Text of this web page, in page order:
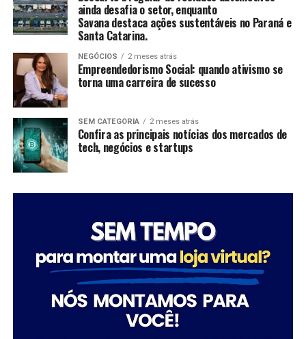
Sobre a Savana
A Savana integra o Grupo Águia Branca e é especializada
na comercialização de caminhões e veículos comerciais
da Mercedes-Benz. Com forte presença nos setores de
transporte e logística, oferece um portfólio completo
garantindo performance e eficiência para os clientes do
segmento de transporte de cargas.
FONTE: A Savana integra o Grupo Águia Branca
ainda desafia o setor, enquanto
Savana destaca ações sustentáveis no Paraná e
Santa Catarina.
NEGÓCIOS 2 meses atrás
Empreendedorismo Social: quando ativismo se
torna uma carreira de sucesso
SEM CATEGORIA 2 meses atrás
Confira as principais notícias dos mercados de
tech, negócios e startups